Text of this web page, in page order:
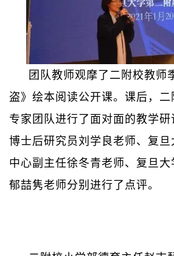
团队教师观摩了二附校教师
盗》绘本阅读公开课。 课后，二
专家团队进行了面对面的教学研
博士后研究员刘学良老师、复
中心副主任徐冬青老师、复旦
郁喆隽老师分别进行了点评。